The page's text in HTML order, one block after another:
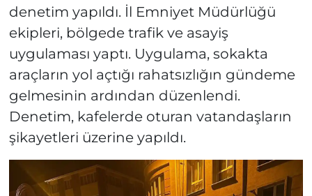
denetim yapıldı. İl Emniyet Müdürlüğü
ekipleri, bölgede trafik ve asayiş
uygulaması yaptı. Uygulama, sokakta
araçların yol açtığı rahatsızlığın gündeme
gelmesinin ardından düzenlendi.
Denetim, kafelerde oturan vatandaşların
şikayetleri üzerine yapıldı.